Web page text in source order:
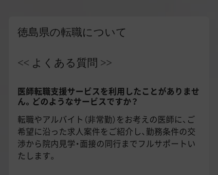
徳島県の転職について
<< よくある質問 >>
医師転職支援サービスを利用したことがありませ
ん。どのようなサービスですか？
転職やアルバイト（非常勤）をお考えの医師に、ご
希望に沿った求人案件をご紹介し、勤務条件の交
渉から院内見学・面接の同行までフルサポートい
たします。